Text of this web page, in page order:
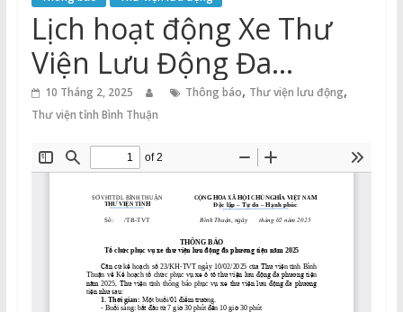
Thuận
Cổng
Vào
Tri
Thức
Lịch hoạt động Xe Thư
Viện Lưu Động Đa
Phương Tiện năm 2025
10 Tháng 2, 2025 Thông báo, Thư viện lưu động,
Thư viện tỉnh Bình Thuận